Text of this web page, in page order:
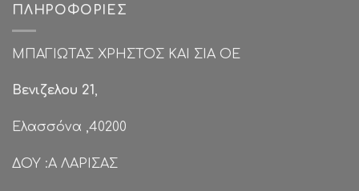
ΠΛΗΡΟΦΟΡΊΕΣ
ΜΠΑΓΙΩΤΑΣ ΧΡΗΣΤΟΣ ΚΑΙ ΣΙΑ ΟΕ
Βενιζελου 21,
Ελασσόνα ,40200
ΔΟΥ :Α ΛΑΡΙΣΑΣ